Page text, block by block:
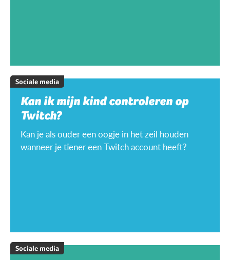
Sociale media
Kan ik mijn kind controleren op
Twitch?
Kan je als ouder een oogje in het zeil houden
wanneer je tiener een Twitch account heeft?
Sociale media